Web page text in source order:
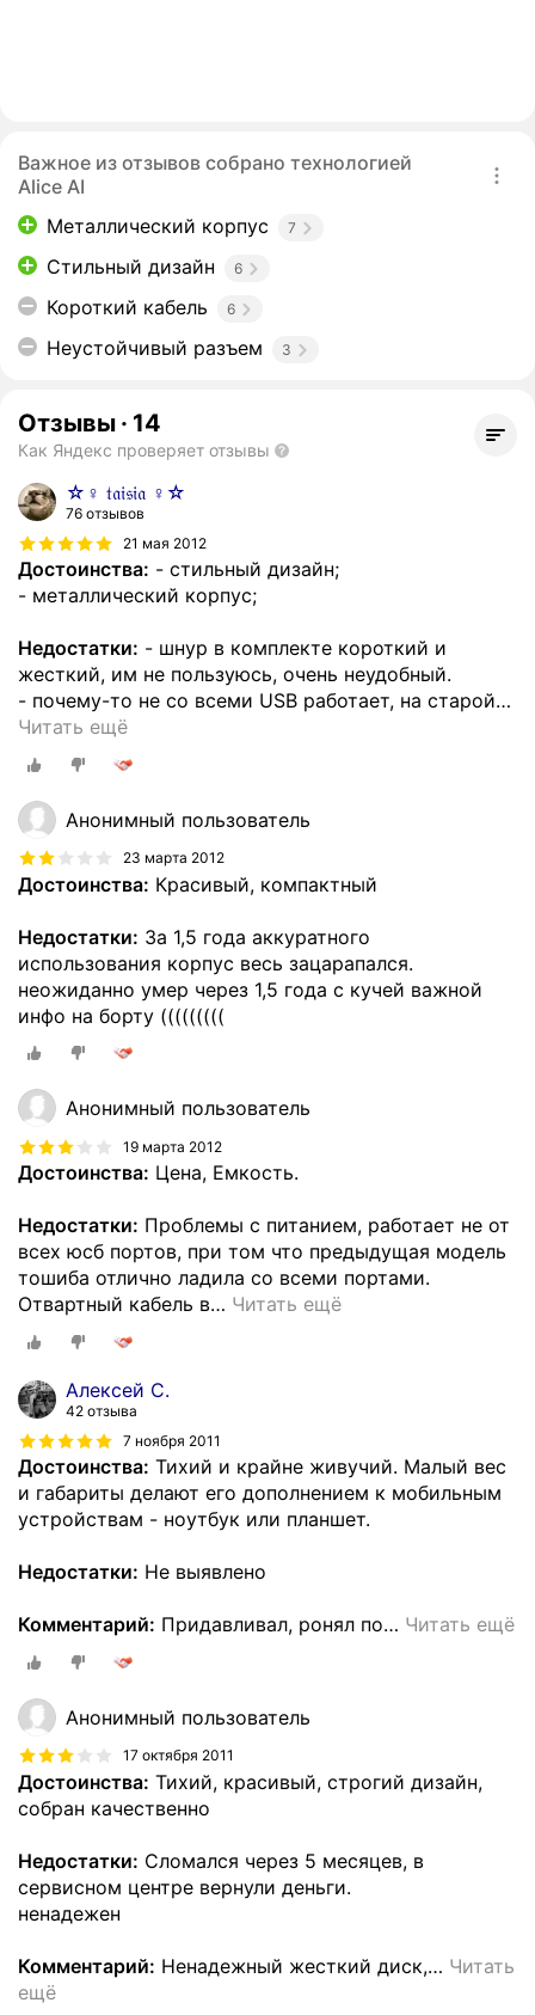
Важное из отзывов собрано технологией
Alice AI
Металлический корпус
7
Стильный дизайн 6
Короткий кабель 6
Неустойчивый разъем 3
Отзывы · 14
Как Яндекс проверяет отзывы
☆♀ 𝔱𝔞𝔦𝔰𝔦𝔞 ♀☆
76 отзывов
21 мая 2012
Достоинства: - стильный дизайн;
- металлический корпус;
Недостатки: - шнур в комплекте короткий и
жесткий, им не пользуюсь, очень неудобный.
- почему-то не со всеми USB работает, на старой…
Читать ещё
Анонимный пользователь
23 марта 2012
Достоинства: Красивый, компактный
Недостатки: За 1,5 года аккуратного
использования корпус весь зацарапался.
неожиданно умер через 1,5 года с кучей важной
инфо на борту (((((((((
Анонимный пользователь
19 марта 2012
Достоинства: Цена, Емкость.
Недостатки: Проблемы с питанием, работает не от
всех юсб портов, при том что предыдущая модель
тошиба отлично ладила со всеми портами.
Отвартный кабель в… Читать ещё
Алексей С.
42 отзыва
7 ноября 2011
Достоинства: Тихий и крайне живучий. Малый вес
и габариты делают его дополнением к мобильным
устройствам - ноутбук или планшет.
Недостатки: Не выявлено
Комментарий: Придавливал, ронял по… Читать ещё
Анонимный пользователь
17 октября 2011
Достоинства: Тихий, красивый, строгий дизайн,
собран качественно
Недостатки: Сломался через 5 месяцев, в
сервисном центре вернули деньги.
ненадежен
Комментарий: Ненадежный жесткий диск,… Читать
ещё